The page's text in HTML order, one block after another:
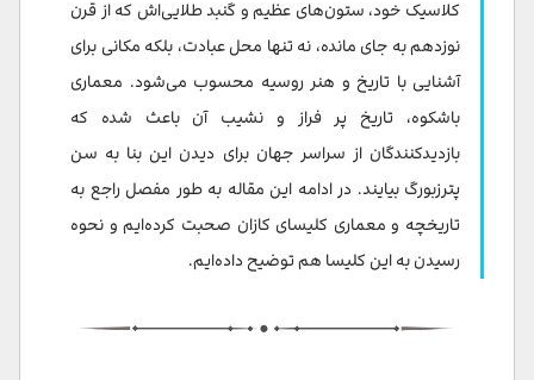
معماری کلیسای کازان
بخش‌های مختلف کلیسای کازان سن پترزبورگ
قوانین بازدید از کلیسای کازان سن پترزبورگ
نحوه دسترسی به کلیسای کازان سنت پترزبورگ
جاذبه‌های دیدنی نزدیک کلیسای کازان سن پترزبورگ
هتل های نزدیک کلیسای کازان
کلاسیک خود، ستون‌های عظیم و گنبد طلایی‌اش که از قرن
نوزدهم به جای مانده، نه تنها محل عبادت، بلکه مکانی برای
آشنایی با تاریخ و هنر روسیه محسوب می‌شود. معماری
باشکوه، تاریخ پر فراز و نشیب آن باعث شده که
بازدیدکنندگان از سراسر جهان برای دیدن این بنا به سن
پترزبورگ بیایند. در ادامه این مقاله به طور مفصل راجع به
تاریخچه و معماری کلیسای کازان صحبت کرده‌ایم و نحوه
رسیدن به این کلیسا هم توضیح داده‌ایم.